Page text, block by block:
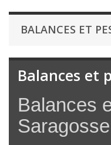
BALANCES ET
Balances et
Balances
Saragosse